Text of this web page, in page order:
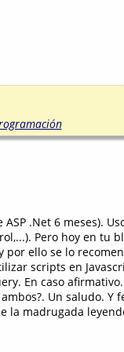
.Net 6 meses).
Pero hoy en tu
por ello se lo
scripts en
En caso
Un saludo. Y
la madrugada